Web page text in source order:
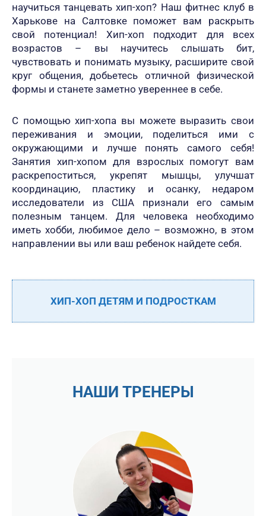
научиться танцевать хип-хоп? Наш фитнес клуб в
Харькове на Салтовке поможет вам раскрыть
свой потенциал! Хип-хоп подходит для всех
возрастов – вы научитесь слышать бит,
чувствовать и понимать музыку, расширите свой
круг общения, добьетесь отличной физической
формы и станете заметно увереннее в себе.
С помощью хип-хопа вы можете выразить свои
переживания и эмоции, поделиться ими с
окружающими и лучше понять самого себя!
Занятия хип-хопом для взрослых помогут вам
раскрепоститься, укрепят мышцы, улучшат
координацию, пластику и осанку, недаром
исследователи из США признали его самым
полезным танцем. Для человека необходимо
иметь хобби, любимое дело – возможно, в этом
направлении вы или ваш ребенок найдете себя.
ХИП-ХОП ДЕТЯМ И ПОДРОСТКАМ
НАШИ ТРЕНЕРЫ